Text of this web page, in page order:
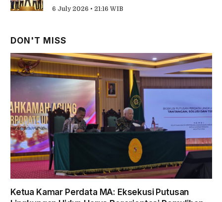
6 July 2026 • 21:16 WIB
DON'T MISS
Ketua Kamar Perdata MA: Eksekusi Putusan